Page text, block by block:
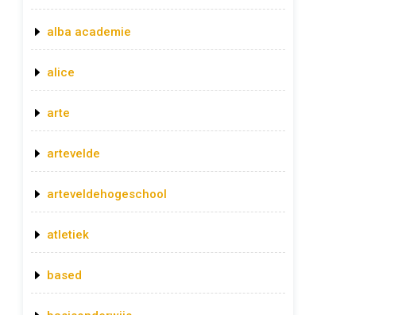
alba academie
alice
arte
artevelde
arteveldehogeschool
atletiek
based